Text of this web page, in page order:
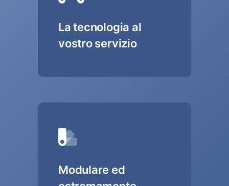
La tecnologia al
vostro servizio
Modulare ed